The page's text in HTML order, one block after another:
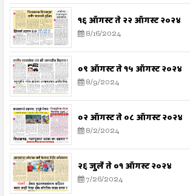
१६ ऑगस्ट ते २२ ऑगस्ट २०२४
8/16/2024
०९ ऑगस्ट ते १५ ऑगस्ट २०२४
8/9/2024
०२ ऑगस्ट ते ०८ ऑगस्ट २०२४
8/2/2024
२६ जुलै ते ०१ ऑगस्ट २०२४
7/26/2024